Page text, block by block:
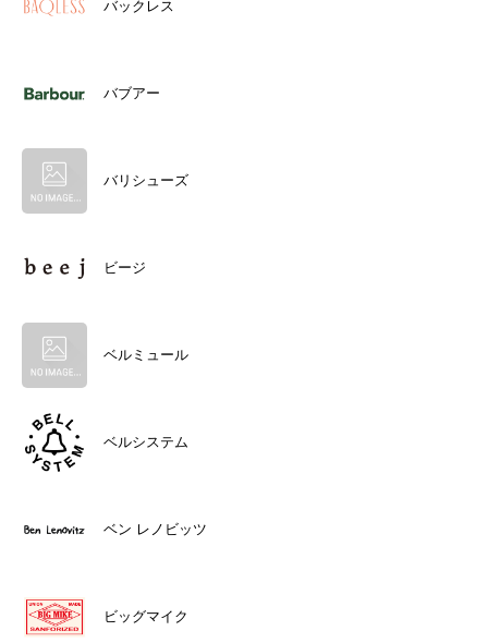
バックレス
バブアー
バリシューズ
ビージ
ベルミュール
ベルシステム
ベン レノビッツ
ビッグマイク